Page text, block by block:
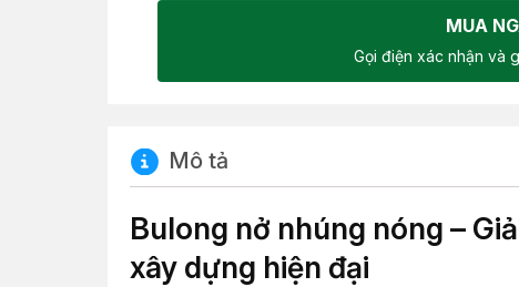
MUA
Gọi điện xác nhận và
Mô tả
Bulong nở nhúng nóng –
xây dựng hiện đại